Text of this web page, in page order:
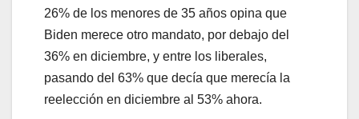
26% de los menores de 35 años opina que
Biden merece otro mandato, por debajo del
36% en diciembre, y entre los liberales,
pasando del 63% que decía que merecía la
reelección en diciembre al 53% ahora.